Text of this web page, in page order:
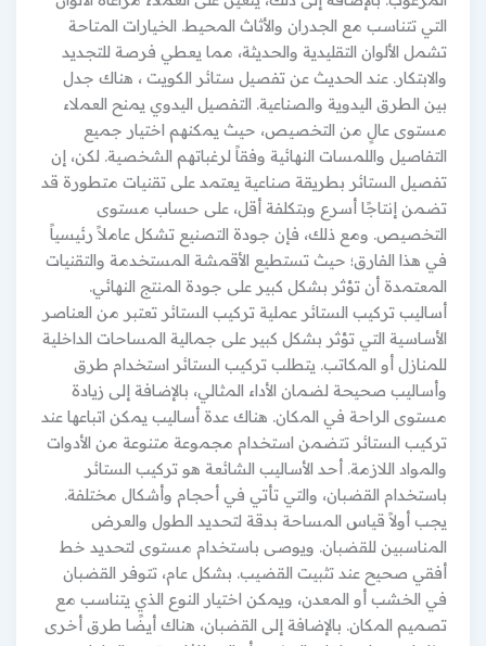
التي تتناسب مع الجدران والأثاث المحيط. الخيارات المتاحة
تشمل الألوان التقليدية والحديثة، مما يعطي فرصة للتجديد
والابتكار. عند الحديث عن تفصيل ستائر الكويت ، هناك جدل
بين الطرق اليدوية والصناعية. التفصيل اليدوي يمنح العملاء
مستوى عالٍ من التخصيص، حيث يمكنهم اختيار جميع
التفاصيل واللمسات النهائية وفقاً لرغباتهم الشخصية. لكن، إن
تفصيل الستائر بطريقة صناعية يعتمد على تقنيات متطورة قد
تضمن إنتاجًا أسرع وبتكلفة أقل، على حساب مستوى
التخصيص. ومع ذلك، فإن جودة التصنيع تشكل عاملاً رئيسياً
في هذا الفارق؛ حيث تستطيع الأقمشة المستخدمة والتقنيات
المعتمدة أن تؤثر بشكل كبير على جودة المنتج النهائي.
أساليب تركيب الستائر عملية تركيب الستائر تعتبر من العناصر
الأساسية التي تؤثر بشكل كبير على جمالية المساحات الداخلية
للمنازل أو المكاتب. يتطلب تركيب الستائر استخدام طرق
وأساليب صحيحة لضمان الأداء المثالي، بالإضافة إلى زيادة
مستوى الراحة في المكان. هناك عدة أساليب يمكن اتباعها عند
تركيب الستائر تتضمن استخدام مجموعة متنوعة من الأدوات
والمواد اللازمة. أحد الأساليب الشائعة هو تركيب الستائر
باستخدام القضبان، والتي تأتي في أحجام وأشكال مختلفة.
يجب أولاً قياس المساحة بدقة لتحديد الطول والعرض
المناسبين للقضبان. ويوصى باستخدام مستوى لتحديد خط
أفقي صحيح عند تثبيت القضيب. بشكل عام، تتوفر القضبان
في الخشب أو المعدن، ويمكن اختيار النوع الذي يتناسب مع
تصميم المكان. بالإضافة إلى القضبان، هناك أيضًا طرق أخرى